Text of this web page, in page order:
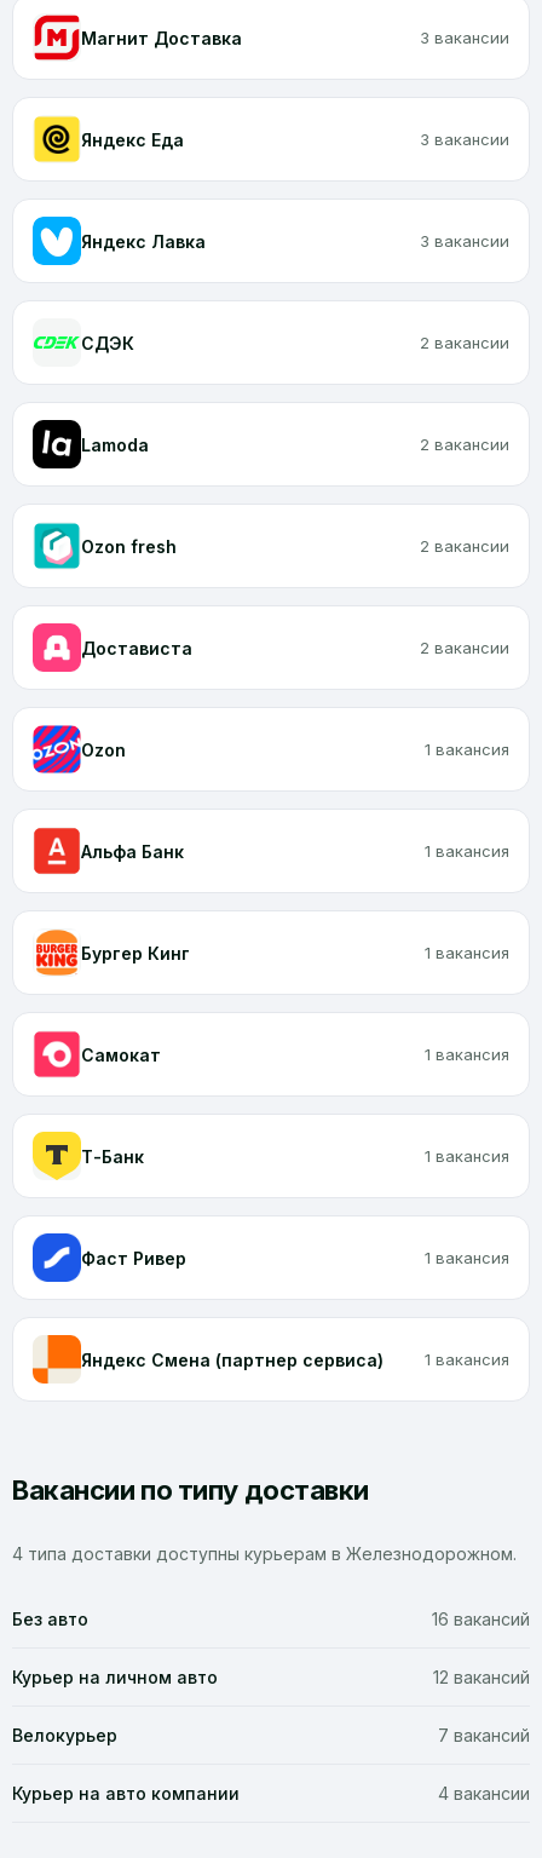
Магнит Доставка 3 вакансии
Яндекс Еда 3 вакансии
Яндекс Лавка 3 вакансии
CДЭК 2 вакансии
Lamoda 2 вакансии
Ozon fresh 2 вакансии
Достависта 2 вакансии
Ozon 1 вакансия
Альфа Банк 1 вакансия
Бургер Кинг 1 вакансия
Самокат 1 вакансия
Т-Банк 1 вакансия
Фаст Ривер 1 вакансия
Яндекс Смена (партнер сервиса) 1 вакансия
Вакансии по типу доставки
4 типа доставки доступны курьерам в Железнодорожном.
Без авто 16 вакансий
Курьер на личном авто 12 вакансий
Велокурьер 7 вакансий
Курьер на авто компании 4 вакансии